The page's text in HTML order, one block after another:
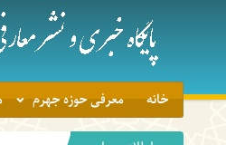
خانه معرفی حوزه جهرم